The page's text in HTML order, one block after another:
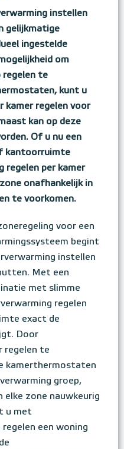
instellen
gelijkmatige
ingestelde
om
regelen te
kunt u
kamer regelen voor
kan op deze
Of u nu een
kantoorruimte
regelen per kamer
onafhankelijk in
te voorkomen.
voor een
begint
instellen
Met een
met slimme
regelen
exact de
Door
regelen te
kamerthermostaten
groep,
zone nauwkeurig
u met
een woning